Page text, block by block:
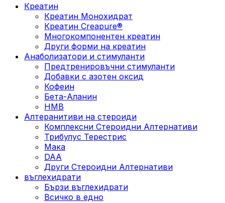
Креатин
Креатин Монохидрат
Креатин Creapure®
Многокомпонентен креатин
Други форми на креатин
Анаболизатори и стимуланти
Предтренировъчни стимуланти
Добавки с азотен оксид
Кофеин
Бета-Аланин
HMB
Алтеранитиви на стероиди
Комплексни Стероидни Алтернативи
Трибулус Терестрис
Maка
DAA
Други Стероидни Алтернативи
въглехидрати
Бързи въглехидрати
Всичко в едно